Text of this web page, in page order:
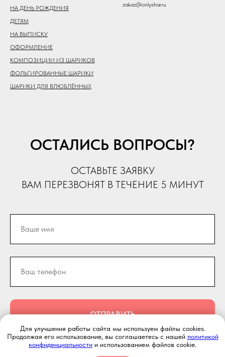
НА ДЕНЬ РОЖДЕНИЯ
ДЕТЯМ
НА ВЫПИСКУ
ОФОРМЛЕНИЕ
КОМПОЗИЦИИ ИЗ ШАРИКОВ
ФОЛЬГИРОВАННЫЕ ШАРИКИ
ШАРИКИ ДЛЯ ВЛЮБЛЁННЫХ
zakaz@onlyshar.ru
ОСТАЛИСЬ ВОПРОСЫ?
ОСТАВЬТЕ ЗАЯВКУ
ВАМ ПЕРЕЗВОНЯТ В ТЕЧЕНИЕ 5 МИНУТ
ОТПРАВИТЬ
Для улучшения работы сайта мы используем файлы cookies.
Продолжая его использование, вы соглашаетесь с нашей политикой
конфиденциальности и использованием файлов cookie.